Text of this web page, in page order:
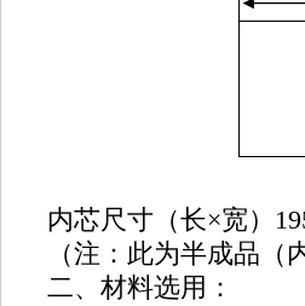
内芯尺寸（长×宽）
（注：此为半成品
二、材料选用：